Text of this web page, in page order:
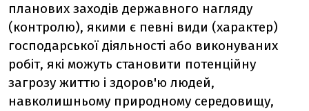
планових заходів державного нагляду
(контролю), якими є певні види (характер)
господарської діяльності або виконуваних
робіт, які можуть становити потенційну
загрозу життю і здоров'ю людей,
навколишньому природному середовищу,